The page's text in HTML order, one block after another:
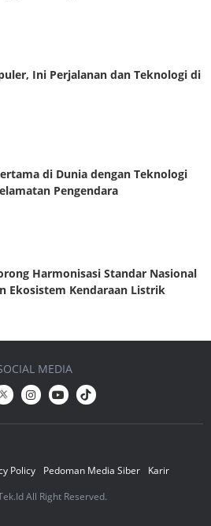
Ini Perjalanan dan Teknologi di
di Dunia dengan Teknologi
Pengendara
Harmonisasi Standar Nasional
Ekosistem Kendaraan Listrik
Policy Pedoman Media Siber
Karir
All Right Reserved.
MEDIA